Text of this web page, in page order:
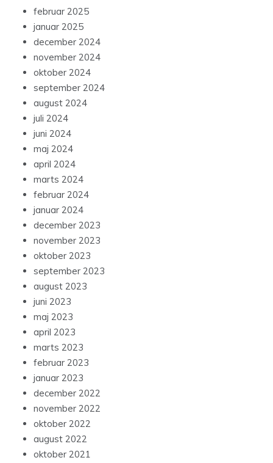
februar 2025
januar 2025
december 2024
november 2024
oktober 2024
september 2024
august 2024
juli 2024
juni 2024
maj 2024
april 2024
marts 2024
februar 2024
januar 2024
december 2023
november 2023
oktober 2023
september 2023
august 2023
juni 2023
maj 2023
april 2023
marts 2023
februar 2023
januar 2023
december 2022
november 2022
oktober 2022
august 2022
oktober 2021